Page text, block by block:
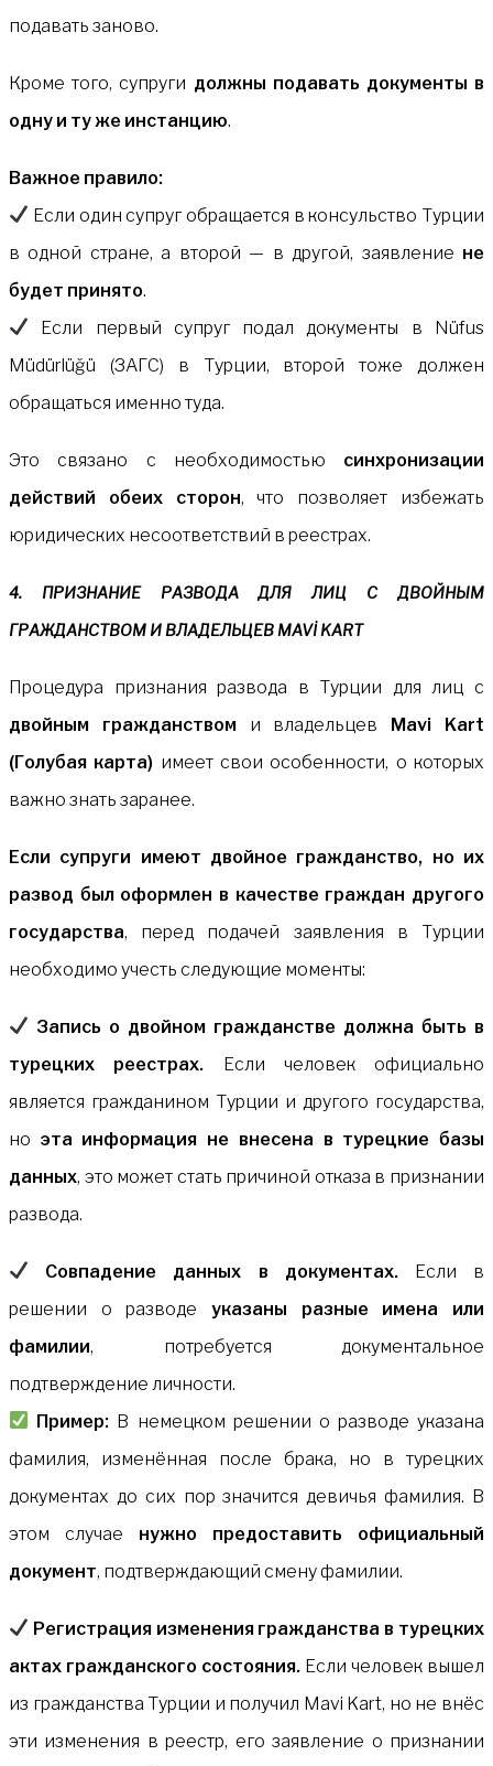
подавать заново.
Кроме того, супруги должны подавать документы в
одну и ту же инстанцию.
Важное правило:
Если один супруг обращается в консульство Турции
в одной стране, а второй — в другой, заявление не
будет принято.
Если первый супруг подал документы в Nüfus
Müdürlüğü (ЗАГС) в Турции, второй тоже должен
обращаться именно туда.
Это связано с необходимостью синхронизации
действий обеих сторон, что позволяет избежать
юридических несоответствий в реестрах.
4. ПРИЗНАНИЕ РАЗВОДА ДЛЯ ЛИЦ С ДВОЙНЫМ
ГРАЖДАНСТВОМ И ВЛАДЕЛЬЦЕВ MAVİ KART
Процедура признания развода в Турции для лиц с
двойным гражданствоми владельцев Mavi Kart
(Голубая карта) имеет свои особенности, о которых
важно знать заранее.
Если супруги имеют двойное гражданство, но их
развод был оформлен в качестве граждан другого
государства, перед подачей заявления в Турции
необходимо учесть следующие моменты:
Запись о двойном гражданстве должна быть в
турецких реестрах. Если человек официально
является гражданином Турции и другого государства,
но эта информация не внесена в турецкие базы
данных, это может стать причиной отказа в признании
развода.
Совпадение данных в документах.Если в
решении о разводе указаны разные имена или
фамилии, потребуется документальное
подтверждение личности.
Пример: В немецком решении о разводе указана
фамилия, изменённая после брака, но в турецких
документах до сих пор значится девичья фамилия. В
этом случае нужно предоставить официальный
документ, подтверждающий смену фамилии.
Регистрация изменения гражданства в турецких
актах гражданского состояния. Если человек вышел
из гражданства Турции и получил Mavi Kart, но не внёс
эти изменения в реестр, его заявление о признании